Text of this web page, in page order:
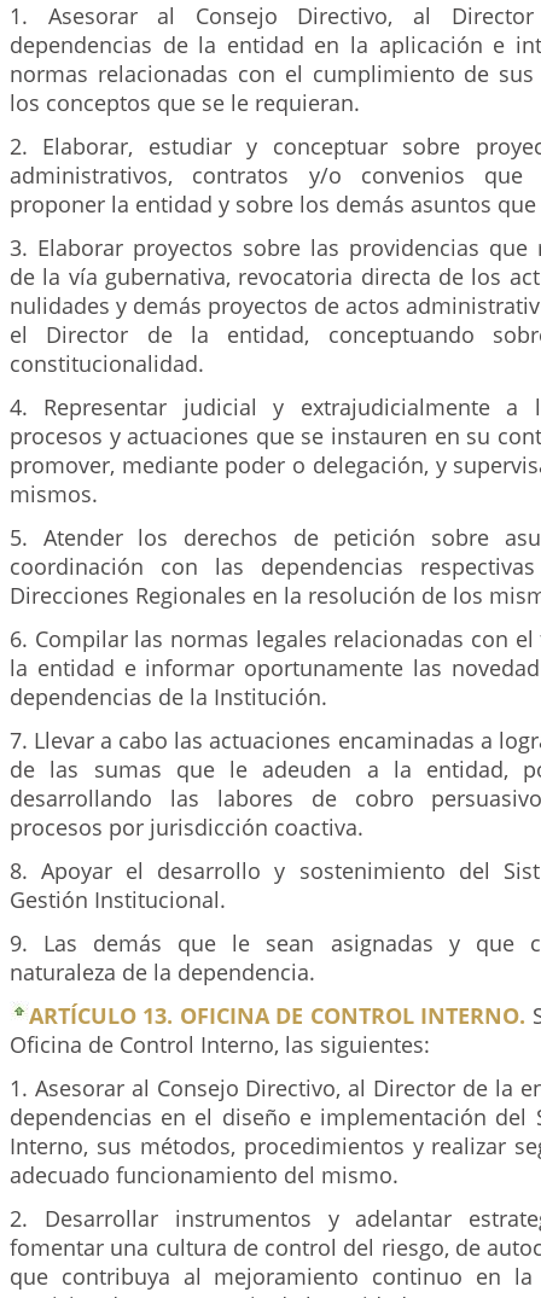
1. Asesorar al Consejo Directivo, al
dependencias de la entidad en la aplicación e
normas relacionadas con el cumplimiento de
los conceptos que se le requieran.
2. Elaborar, estudiar y conceptuar sobre
administrativos, contratos y/o convenios
proponer la entidad y sobre los demás asuntos
3. Elaborar proyectos sobre las providencias que
de la vía gubernativa, revocatoria directa de los
nulidades y demás proyectos de actos
el Director de la entidad, conceptuando
constitucionalidad.
4. Representar judicial y extrajudicialmente
procesos y actuaciones que se instauren en su
promover, mediante poder o delegación, y
mismos.
5. Atender los derechos de petición sobre
coordinación con las dependencias
Direcciones Regionales en la resolución de los
6. Compilar las normas legales relacionadas con
la entidad e informar oportunamente las
dependencias de la Institución.
7. Llevar a cabo las actuaciones encaminadas a
de las sumas que le adeuden a la entidad,
desarrollando las labores de cobro
procesos por jurisdicción coactiva.
8. Apoyar el desarrollo y sostenimiento del
Gestión Institucional.
9. Las demás que le sean asignadas y que
naturaleza de la dependencia.
ARTÍCULO 13. OFICINA DE CONTROL INTERNO.
Oficina de Control Interno, las siguientes:
1. Asesorar al Consejo Directivo, al Director de la
dependencias en el diseño e implementación del
Interno, sus métodos, procedimientos y realizar
adecuado funcionamiento del mismo.
2. Desarrollar instrumentos y adelantar
fomentar una cultura de control del riesgo, de
que contribuya al mejoramiento continuo en